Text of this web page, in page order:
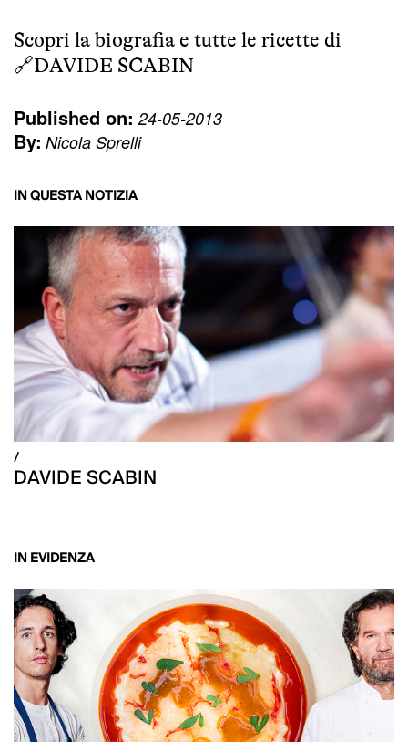
Scopri la biografia e tutte le ricette di
🔗DAVIDE SCABIN
Published on: 24-05-2013
By: Nicola Sprelli
IN QUESTA NOTIZIA
/
DAVIDE SCABIN
IN EVIDENZA